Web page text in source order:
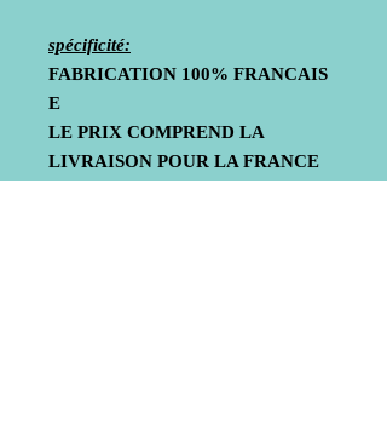
spécificité:
FABRICATION 100% FRANCAIS
E
LE PRIX COMPREND LA
LIVRAISON POUR LA FRANCE